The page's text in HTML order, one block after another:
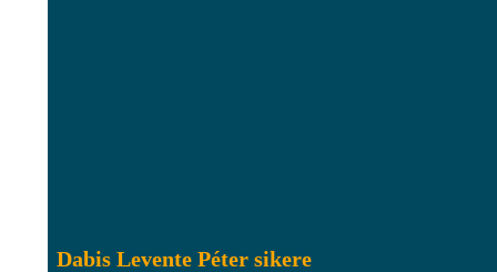
Dabis Levente Péter sikere